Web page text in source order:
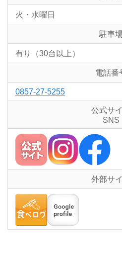
火・水曜日
駐車
有り（30台以上）
電話番
0857-27-5255
公式サ
SNS
外部サ